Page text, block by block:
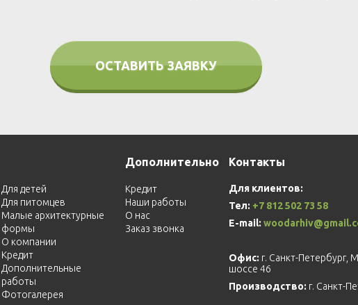
ОСТАВИТЬ ЗАЯВКУ
Для детей
Для питомцев
Малые архитектурные
формы
О компании
Кредит
Дополнительные
работы
Фотогалерея
Дополнительно
Кредит
Наши работы
О нас
Заказ звонка
Контакты
Для клиентов:
Тел: +7 812 502 73 58
E-mail:
Офис: г. Санкт-Петербург,
шоссе 46
Производство: г. Санкт-